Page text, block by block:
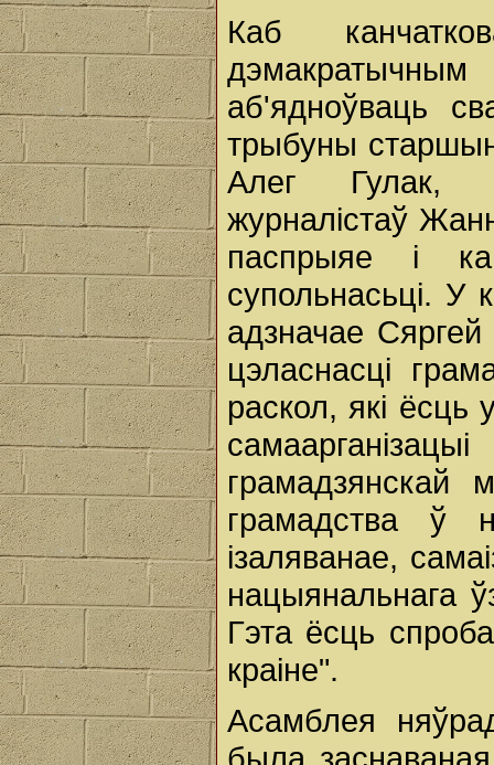
Каб
дэмакратычным
аб'ядноўваць
трыбуны
Алег Гулак,
журналістаў
паспрыяе і
супольнасьці. У
адзначае
цэласнасці
раскол, які ёсць
грамадзянскай
грамадства ў
ізаляванае,
нацыянальнага
Гэта ёсць
краіне".
Асамблея